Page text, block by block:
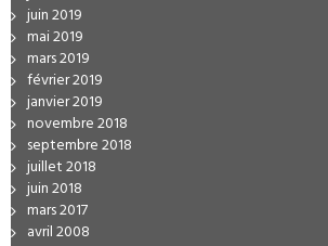
juin 2019
mai 2019
mars 2019
février 2019
janvier 2019
novembre 2018
septembre 2018
juillet 2018
juin 2018
mars 2017
avril 2008